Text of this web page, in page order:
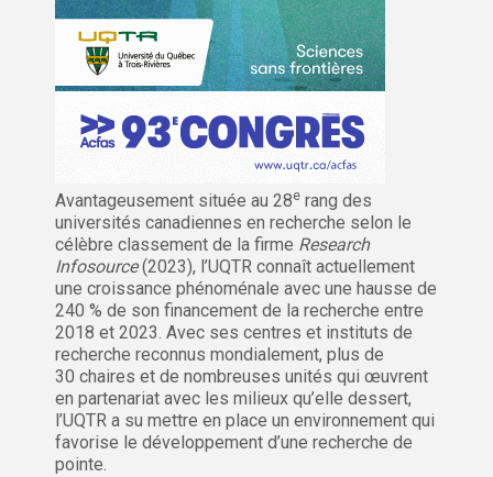
Avantageusement située au 28e rang des
universités canadiennes en recherche selon le
célèbre classement de la firme Research
Infosource(2023), l’UQTR connaît actuellement
une croissance phénoménale avec une hausse de
240 % de son financement de la recherche entre
2018 et 2023. Avec ses centres et instituts de
recherche reconnus mondialement, plus de
30 chaires et de nombreuses unités qui œuvrent
en partenariat avec les milieux qu’elle dessert,
l’UQTR a su mettre en place un environnement qui
favorise le développement d’une recherche de
pointe.